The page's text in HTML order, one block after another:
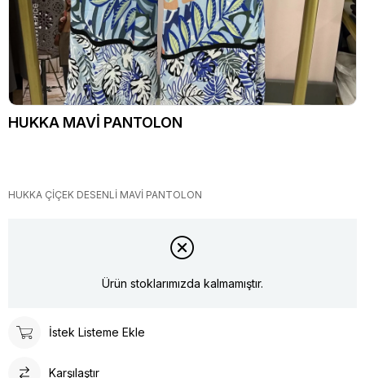
HUKKA MAVİ PANTOLON
HUKKA ÇİÇEK DESENLİ MAVİ PANTOLON
Ürün stoklarımızda kalmamıştır.
İstek Listeme Ekle
Karşılaştır